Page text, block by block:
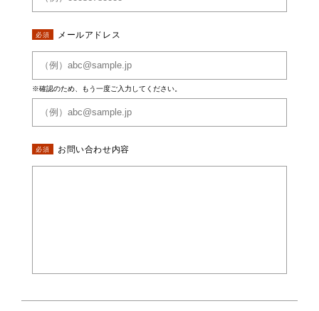
必須 メールアドレス
※確認のため、もう一度ご入力してください。
必須 お問い合わせ内容